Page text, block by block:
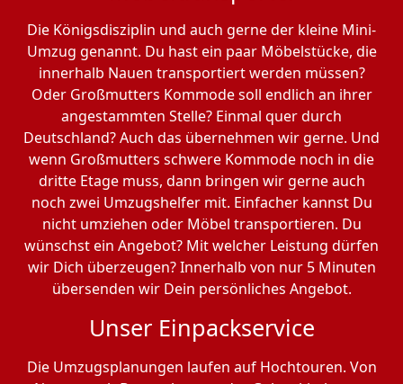
Die Königsdisziplin und auch gerne der kleine Mini-
Umzug genannt. Du hast ein paar Möbelstücke, die
innerhalb Nauen transportiert werden müssen?
Oder Großmutters Kommode soll endlich an ihrer
angestammten Stelle? Einmal quer durch
Deutschland? Auch das übernehmen wir gerne. Und
wenn Großmutters schwere Kommode noch in die
dritte Etage muss, dann bringen wir gerne auch
noch zwei Umzugshelfer mit. Einfacher kannst Du
nicht umziehen oder Möbel transportieren. Du
wünschst ein Angebot? Mit welcher Leistung dürfen
wir Dich überzeugen? Innerhalb von nur 5 Minuten
übersenden wir Dein persönliches Angebot.
Unser Einpackservice
Die Umzugsplanungen laufen auf Hochtouren. Von